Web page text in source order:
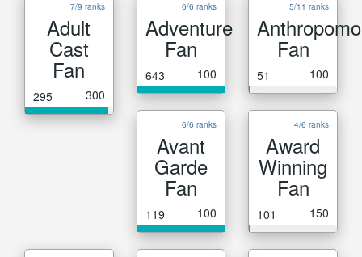
7/9 ranks
Adult
Cast
Fan
295 300
6/6 ranks
Adventure
Fan
643 100
5/11 ranks
Fan
51 100
6/6 ranks
Avant
Garde
Fan
119 100
4/6 ranks
Award
Winning
Fan
101 150